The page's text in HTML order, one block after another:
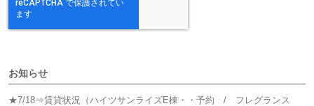
お知らせ
★7/18⇒賃貸状況（ハイツサンライズE棟・・予約 / フレグランス